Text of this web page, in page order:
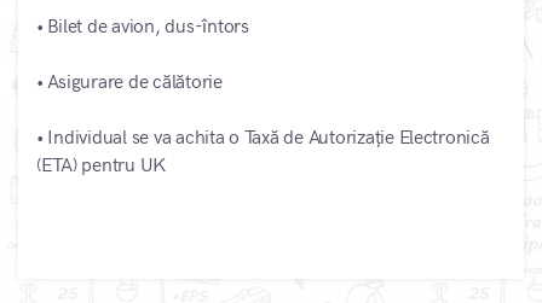
• Bilet de avion, dus-întors
• Asigurare de călătorie
• Individual se va achita o Taxă de Autorizație Electronică
(ETA) pentru UK